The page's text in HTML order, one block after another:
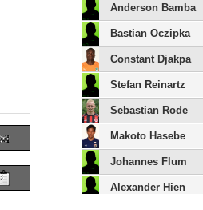
Anderson Bamba
Bastian Oczipka
Constant Djakpa
Stefan Reinartz
Sebastian Rode
Makoto Hasebe
Johannes Flum
Alexander Hien